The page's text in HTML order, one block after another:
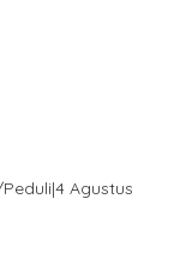
|4 Agustus